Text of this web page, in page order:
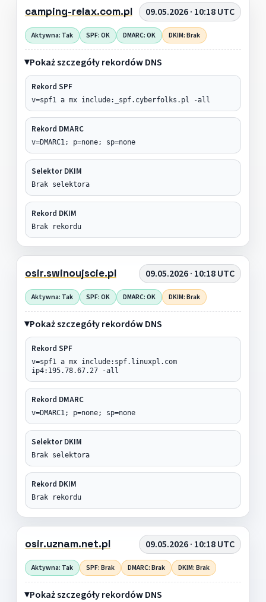
camping-relax.com.pl 09.05.2026 · 10:18 UTC
Aktywna: Tak SPF: OK DMARC: OK DKIM: Brak
Pokaż szczegóły rekordów DNS
Rekord SPF
v=spf1 a mx include:_spf.cyberfolks.pl -all
Rekord DMARC
v=DMARC1; p=none; sp=none
Selektor DKIM
Brak selektora
Rekord DKIM
Brak rekordu
osir.swinoujscie.pl 09.05.2026 · 10:18 UTC
Aktywna: Tak SPF: OK DMARC: OK DKIM: Brak
Pokaż szczegóły rekordów DNS
Rekord SPF
v=spf1 a mx include:spf.linuxpl.com
ip4:195.78.67.27 -all
Rekord DMARC
v=DMARC1; p=none; sp=none
Selektor DKIM
Brak selektora
Rekord DKIM
Brak rekordu
osir.uznam.net.pl 09.05.2026 · 10:18 UTC
Aktywna: Tak SPF: Brak DMARC: Brak DKIM: Brak
Pokaż szczegóły rekordów DNS